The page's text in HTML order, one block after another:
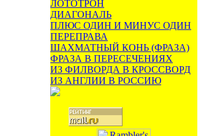
ЛОТОТРОН
ДИАГОНАЛЬ
ПЛЮС ОДИН И МИНУС ОДИН
ПЕРЕПРАВА
ШАХМАТНЫЙ КОНЬ (ФРАЗА)
ФРАЗА В ПЕРЕСЕЧЕНИЯХ
ИЗ ФИЛВОРДА В КРОССВОРД
ИЗ АНГЛИИ В РОССИЮ